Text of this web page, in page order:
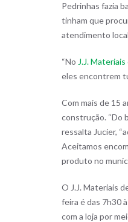
Pedrinhas fazia
tinham que
atendimento
“No J.J.
eles encontrem
Com mais de 15
construção. “Do
ressalta Jucier,
Aceitamos
produto no
O J.J. Materiais
feira é das 7h30
com a loja por